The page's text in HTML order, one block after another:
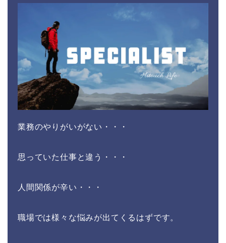
業務のやりがいがない・・・
思っていた仕事と違う・・・
人間関係が辛い・・・
職場では様々な悩みが出てくるはずです。